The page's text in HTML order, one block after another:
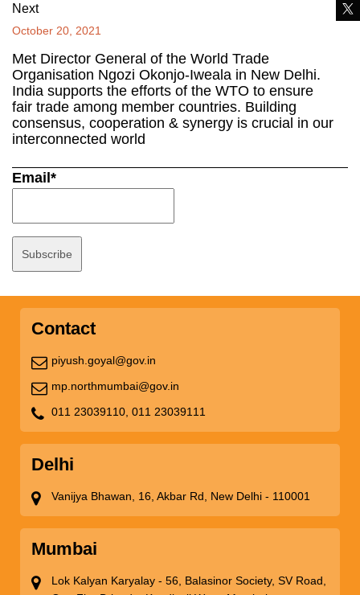
Next
October 20, 2021
Met Director General of the World Trade
Organisation Ngozi Okonjo-Iweala in New Delhi.
India supports the efforts of the WTO to ensure
fair trade among member countries. Building
consensus, cooperation & synergy is crucial in our
interconnected world
Email*
Contact
piyush.goyal@gov.in
mp.northmumbai@gov.in
011 23039110, 011 23039111
Delhi
Vanijya Bhawan, 16, Akbar Rd, New Delhi - 110001
Mumbai
Lok Kalyan Karyalay - 56, Balasinor Society, SV Road,